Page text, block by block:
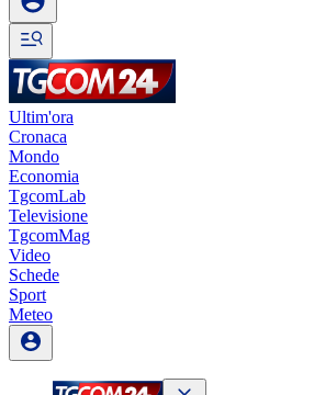
Ultim'ora
Cronaca
Mondo
Economia
TgcomLab
Televisione
TgcomMag
Video
Schede
Sport
Meteo